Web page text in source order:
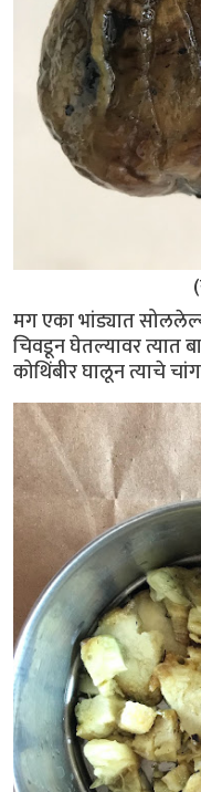
मग एका भांड्यात
चिवडून घेतल्यावर त्यात
कोथिंबीर घालून त्याचे